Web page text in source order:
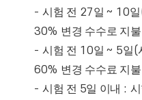
- 시험 전 27일 ~ 10일
30% 변경 수수로 지불
- 시험 전 10일 ~ 5일(
60% 변경 수수료 지불
- 시험 전 5일 이내 :